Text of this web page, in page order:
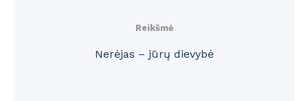
Reikšmė
Nerėjas – jūrų dievybė